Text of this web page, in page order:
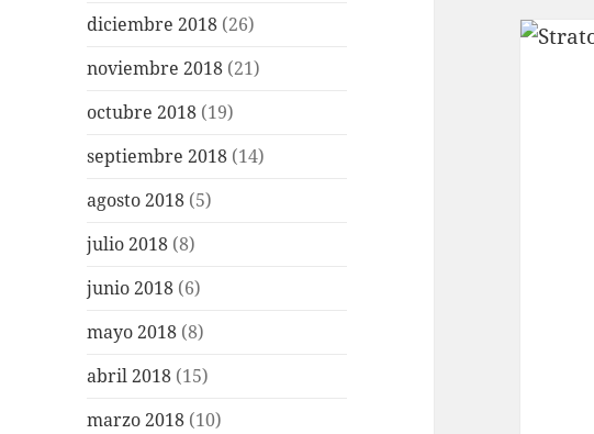
diciembre 2018 (26)
noviembre 2018 (21)
octubre 2018 (19)
septiembre 2018 (14)
agosto 2018 (5)
julio 2018 (8)
junio 2018 (6)
mayo 2018 (8)
abril 2018 (15)
marzo 2018 (10)